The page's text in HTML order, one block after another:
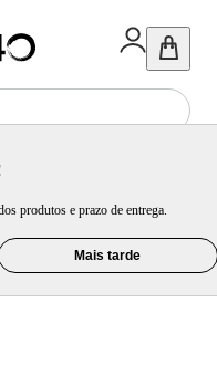
produtos e prazo de entrega.
Mais tarde